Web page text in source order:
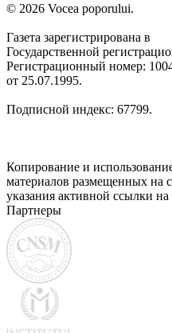
© 2026 Vocea poporului.
Газета зарегистрирована в
Государственной
Регистрационный номер:
от 25.07.1995.
Подписной индекс: 67799.
Копирование и
материалов размещенных на
указания активной ссылки на
Партнеры